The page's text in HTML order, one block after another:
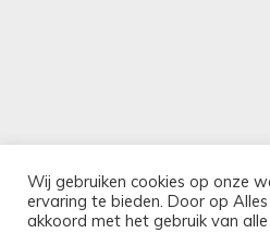
Wij gebruiken cookies op onze
ervaring te bieden. Door op
akkoord met het gebruik van